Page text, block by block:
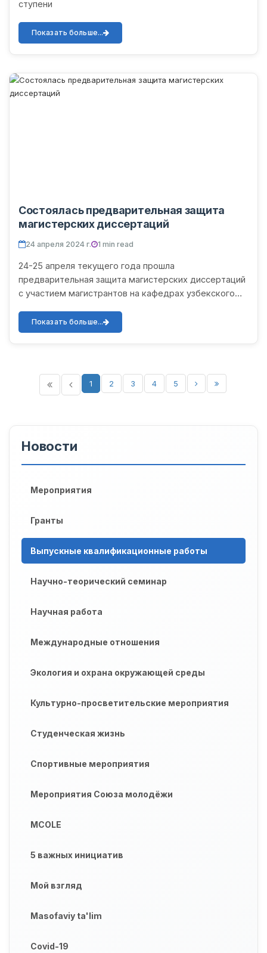
ступени
Показать больше...
Состоялась предварительная защита
магистерских диссертаций
24 апреля 2024 г. 1 min read
24-25 апреля текущего года прошла
предварительная защита магистерских диссертаций
с участием магистрантов на кафедрах узбекского
факультета узбекской филоло...
Показать больше...
1 2 3 4 5
Новости
Мероприятия
Гранты
Выпускные квалификационные работы
Научно-теорический семинар
Научная работа
Международные отношения
Экология и охрана окружающей среды
Культурно-просветительские мероприятия
Студенческая жизнь
Спортивные мероприятия
Мероприятия Союза молодёжи
MCOLE
5 важных инициатив
Мой взгляд
Masofaviy ta'lim
Covid-19